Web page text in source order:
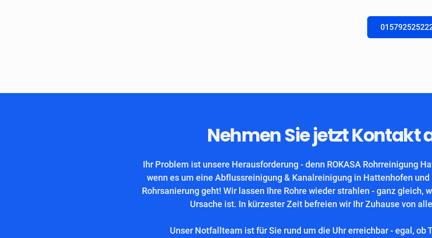
Nehmen Sie jetzt Kontakt
Ihr Problem ist unsere Herausforderung - denn ROKASA Rohrreinigung
wenn es um eine Abflussreinigung & Kanalreinigung in Hattenhofen und
Rohrsanierung geht! Wir lassen Ihre Rohre wieder strahlen - ganz gleich,
Ursache ist. In kürzester Zeit befreien wir Ihr Zuhause von
Unser Notfallteam ist für Sie rund um die Uhr erreichbar - egal, ob